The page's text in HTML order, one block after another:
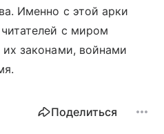
Именно с этой арки
с миром
законами, войнами
Поделиться